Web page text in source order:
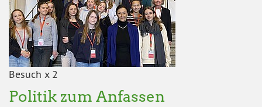
Besuch x 2
Politik zum Anfassen